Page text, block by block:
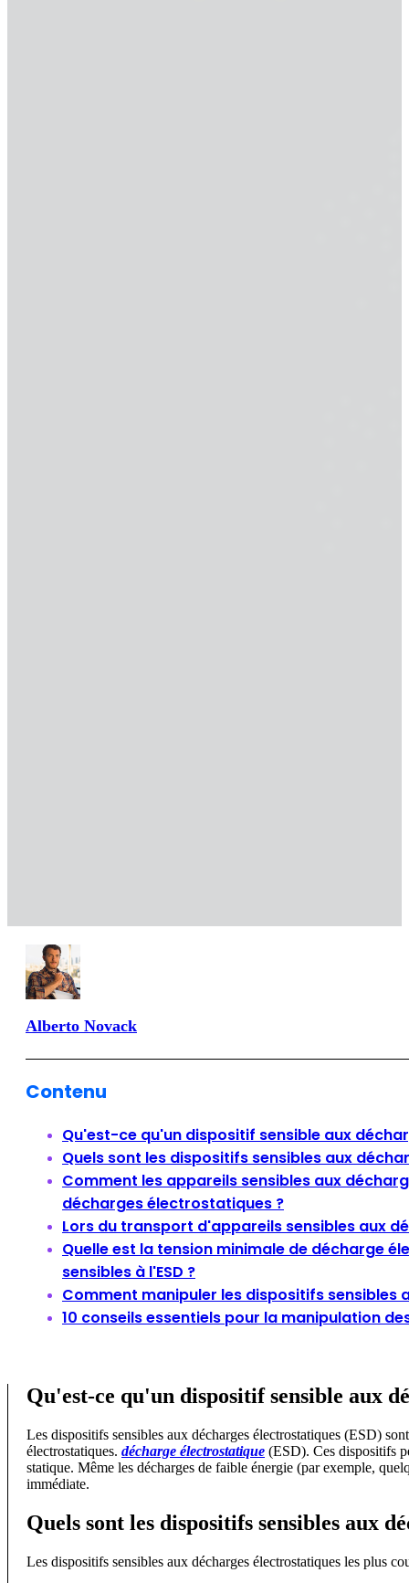
Alberto Novack
Contenu
Qu'est-ce qu'un dispositif sensible aux
Quels sont les dispositifs sensibles aux
Comment les appareils sensibles aux
décharges électrostatiques ?
Lors du transport d'appareils sensibles aux
Quelle est la tension minimale de décharge
sensibles à l'ESD ?
Comment manipuler les dispositifs sensibles
10 conseils essentiels pour la manipulation
Qu'est-ce qu'un dispositif sensible aux
Les dispositifs sensibles aux décharges électrostatiques (ESD)
électrostatiques. décharge électrostatique (ESD). Ces dispositifs
statique. Même les décharges de faible énergie (par exemple,
immédiate.
Quels sont les dispositifs sensibles aux
Les dispositifs sensibles aux décharges électrostatiques les plus